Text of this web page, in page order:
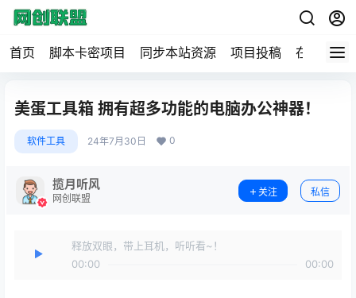
首页 脚本卡密项目 同步本站资源 项目投稿 在线工具
美蛋工具箱 拥有超多功能的电脑办公神器！
软件工具 24年7月30日 0
揽月听风
网创联盟
关注 私信
释放双眼，带上耳机，听听看~！
00:00
00:00